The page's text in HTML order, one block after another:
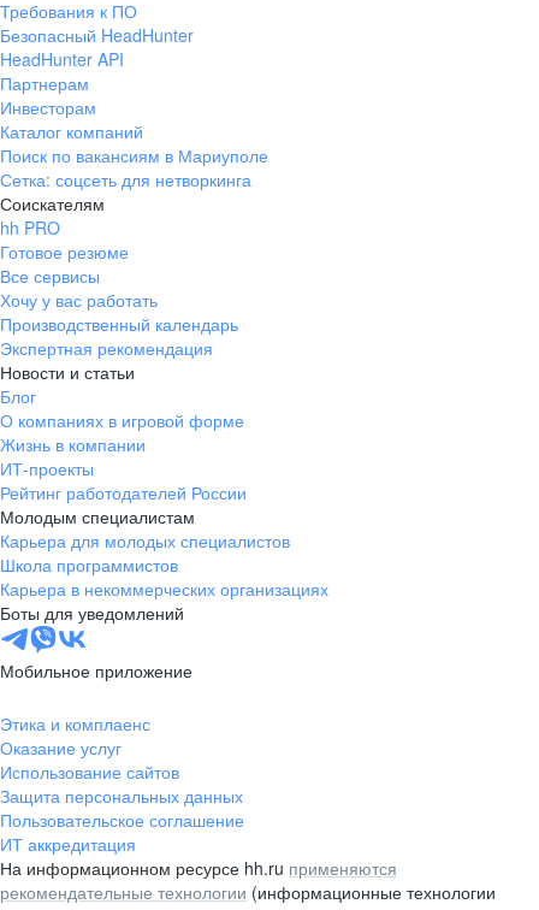
Требования к ПО
Безопасный HeadHunter
HeadHunter API
Партнерам
Инвесторам
Каталог компаний
Поиск по вакансиям в Мариуполе
Сетка: соцсеть для нетворкинга
Соискателям
hh PRO
Готовое резюме
Все сервисы
Хочу у вас работать
Производственный календарь
Экспертная рекомендация
Новости и статьи
Блог
О компаниях в игровой форме
Жизнь в компании
ИТ-проекты
Рейтинг работодателей России
Молодым специалистам
Карьера для молодых специалистов
Школа программистов
Карьера в некоммерческих организациях
Боты для уведомлений
Мобильное приложение
Этика и комплаенс
Оказание услуг
Использование сайтов
Защита персональных данных
Пользовательское соглашение
ИТ аккредитация
На информационном ресурсе hh.ru применяются
рекомендательные технологии (информационные технологии